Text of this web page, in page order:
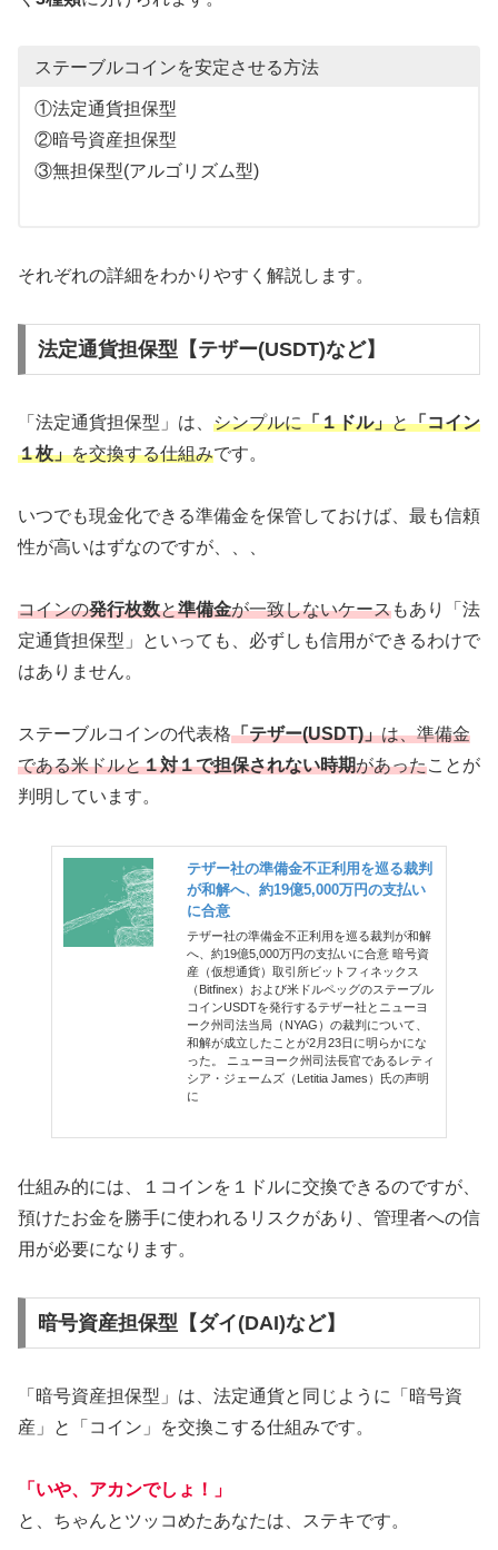
ステーブルコインを安定させる方法
①法定通貨担保型
②暗号資産担保型
③無担保型(アルゴリズム型)
それぞれの詳細をわかりやすく解説します。
法定通貨担保型【テザー(USDT)など】
「法定通貨担保型」は、 シンプルに「１ドル」と「コイン
１枚」を交換する仕組みです。
いつでも現金化できる準備金を保管しておけば、最も信頼
性が高いはずなのですが、、、
コインの発行枚数と準備金が一致しないケースもあり「法
定通貨担保型」といっても、必ずしも信用ができるわけで
はありません。
ステーブルコインの代表格「テザー(USDT)」は、準備金
である米ドルと１対１で担保されない時期があったことが
判明しています。
テザー社の準備金不正利用を巡る裁判
が和解へ、約19億5,000万円の支払い
に合意
テザー社の準備金不正利用を巡る裁判が和解
へ、約19億5,000万円の支払いに合意 暗号資
産（仮想通貨）取引所ビットフィネックス
（Bitfinex）および米ドルペッグのステーブル
コインUSDTを発行するテザー社とニューヨ
ーク州司法当局（NYAG）の裁判について、
和解が成立したことが2月23日に明らかにな
った。 ニューヨーク州司法長官であるレティ
シア・ジェームズ（Letitia James）氏の声明
に
仕組み的には、１コインを１ドルに交換できるのですが、
預けたお金を勝手に使われるリスクがあり、管理者への信
用が必要になります。
暗号資産担保型【ダイ(DAI)など】
「暗号資産担保型」は、法定通貨と同じように「暗号資
産」と「コイン」を交換こする仕組みです。
「いや、アカンでしょ！」
と、ちゃんとツッコめたあなたは、ステキです。